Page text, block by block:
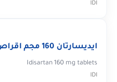
IDI
ايديسارتان 160 مجم اقراص
Idisartan 160 mg tablets
IDI